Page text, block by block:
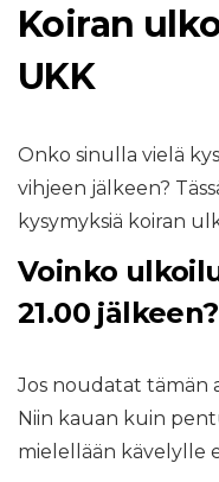
Koiran
UKK
Onko sinulla vielä
vihjeen jälkeen?
kysymyksiä koiran
Voinko
21.00 jälkeen?
Jos noudatat tämän
Niin kauan kuin
mielellään kävelylle